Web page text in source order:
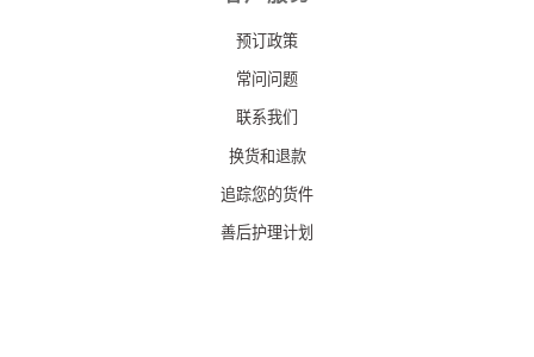
预订政策
常问问题
联系我们
换货和退款
追踪您的货件
善后护理计划